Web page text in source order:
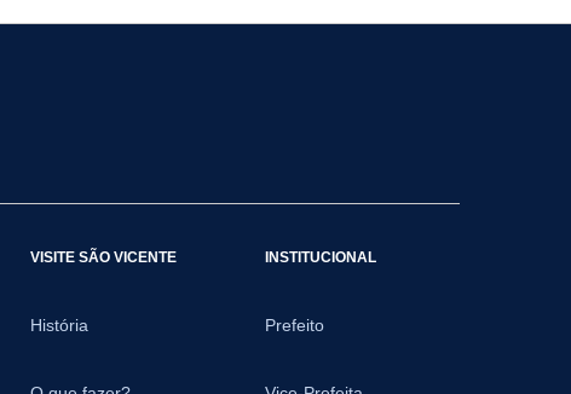
VISITE SÃO VICENTE
História
INSTITUCIONAL
Prefeito